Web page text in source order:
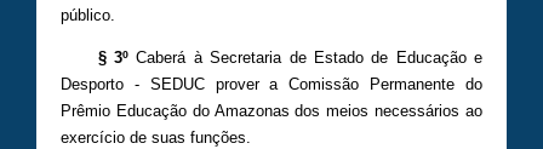
público.
§ 3º Caberá à Secretaria de Estado de Educação e
Desporto - SEDUC prover a Comissão Permanente do
Prêmio Educação do Amazonas dos meios necessários ao
exercício de suas funções.